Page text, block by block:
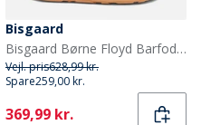
Bisgaard
Bisgaard Børne Floyd Barfodssandaler Earth
Vejl. pris628,99 kr.
Spare259,00 kr.
Current
369,99 kr.